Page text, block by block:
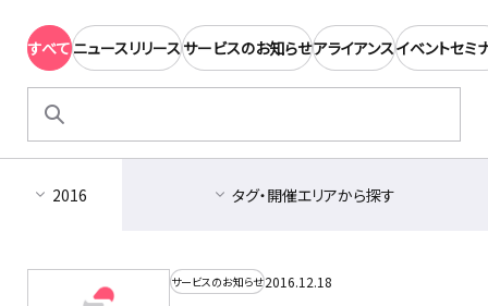
すべてニュースリリースサービスのお知らせアライアンスイベントセミ
2016 タグ・開催エリアから探す
サービスのお知らせ2016.12.18